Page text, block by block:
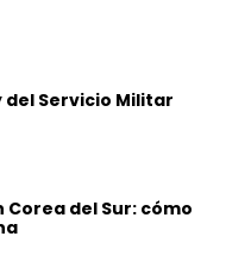
del Servicio Militar
del Sur: cómo